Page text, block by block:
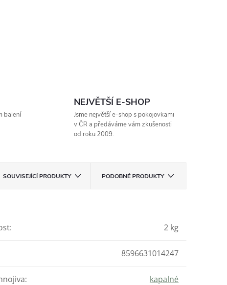
balení
NEJVĚTŠÍ E-SHOP
Jsme největší e-shop s pokojovkami
v ČR a předáváme vám zkušenosti
od roku 2009.
SOUVISEJÍCÍ PRODUKTY PODOBNÉ PRODUKTY
: 2 kg
8596631014247
: kapalné